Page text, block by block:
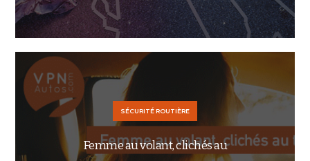
SÉCURITÉ ROUTIÈRE
Femme au volant, clichés au